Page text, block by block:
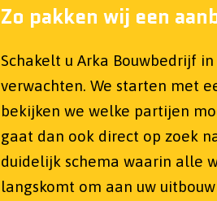
Zo pakken wij een
Schakelt u Arka Bouwbedrijf
verwachten. We starten met
bekijken we welke partijen
gaat dan ook direct op zoek
duidelijk schema waarin alle
langskomt om aan uw